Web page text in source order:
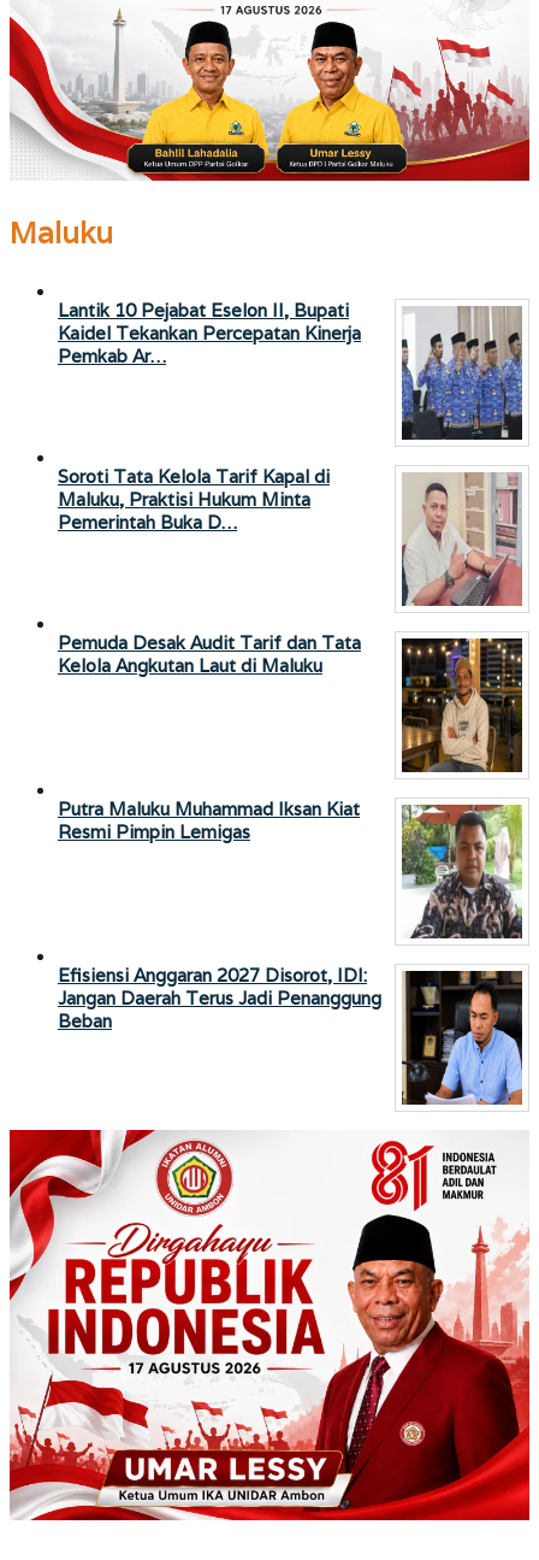
Maluku
Lantik 10 Pejabat Eselon II, Bupati
Kaidel Tekankan Percepatan Kinerja
Pemkab Ar…
Soroti Tata Kelola Tarif Kapal di
Maluku, Praktisi Hukum Minta
Pemerintah Buka D…
Pemuda Desak Audit Tarif dan Tata
Kelola Angkutan Laut di Maluku
Putra Maluku Muhammad Iksan Kiat
Resmi Pimpin Lemigas
Efisiensi Anggaran 2027 Disorot, IDI:
Jangan Daerah Terus Jadi Penanggung
Beban